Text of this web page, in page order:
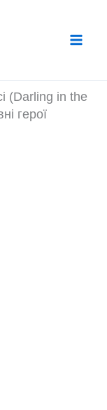
(Darling in the
герої